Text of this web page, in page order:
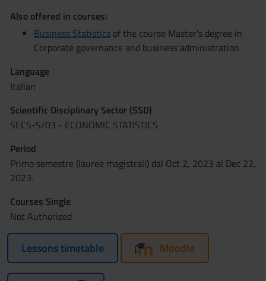
Also offered in courses:
Business Statistics of the course Master's degree in
Corporate governance and business administration
Language
Italian
Scientific Disciplinary Sector (SSD)
SECS-S/03 - ECONOMIC STATISTICS
Period
Primo semestre (lauree magistrali) dal Oct 2, 2023 al Dec 22,
2023.
Courses Single
Not Authorized
Lessons timetable Moodle